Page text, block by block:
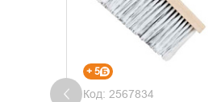
+ 5
Код: 2567834